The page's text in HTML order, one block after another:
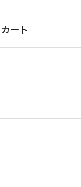
カート